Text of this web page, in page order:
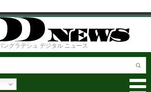
ングラデシュ デジタル ニュース